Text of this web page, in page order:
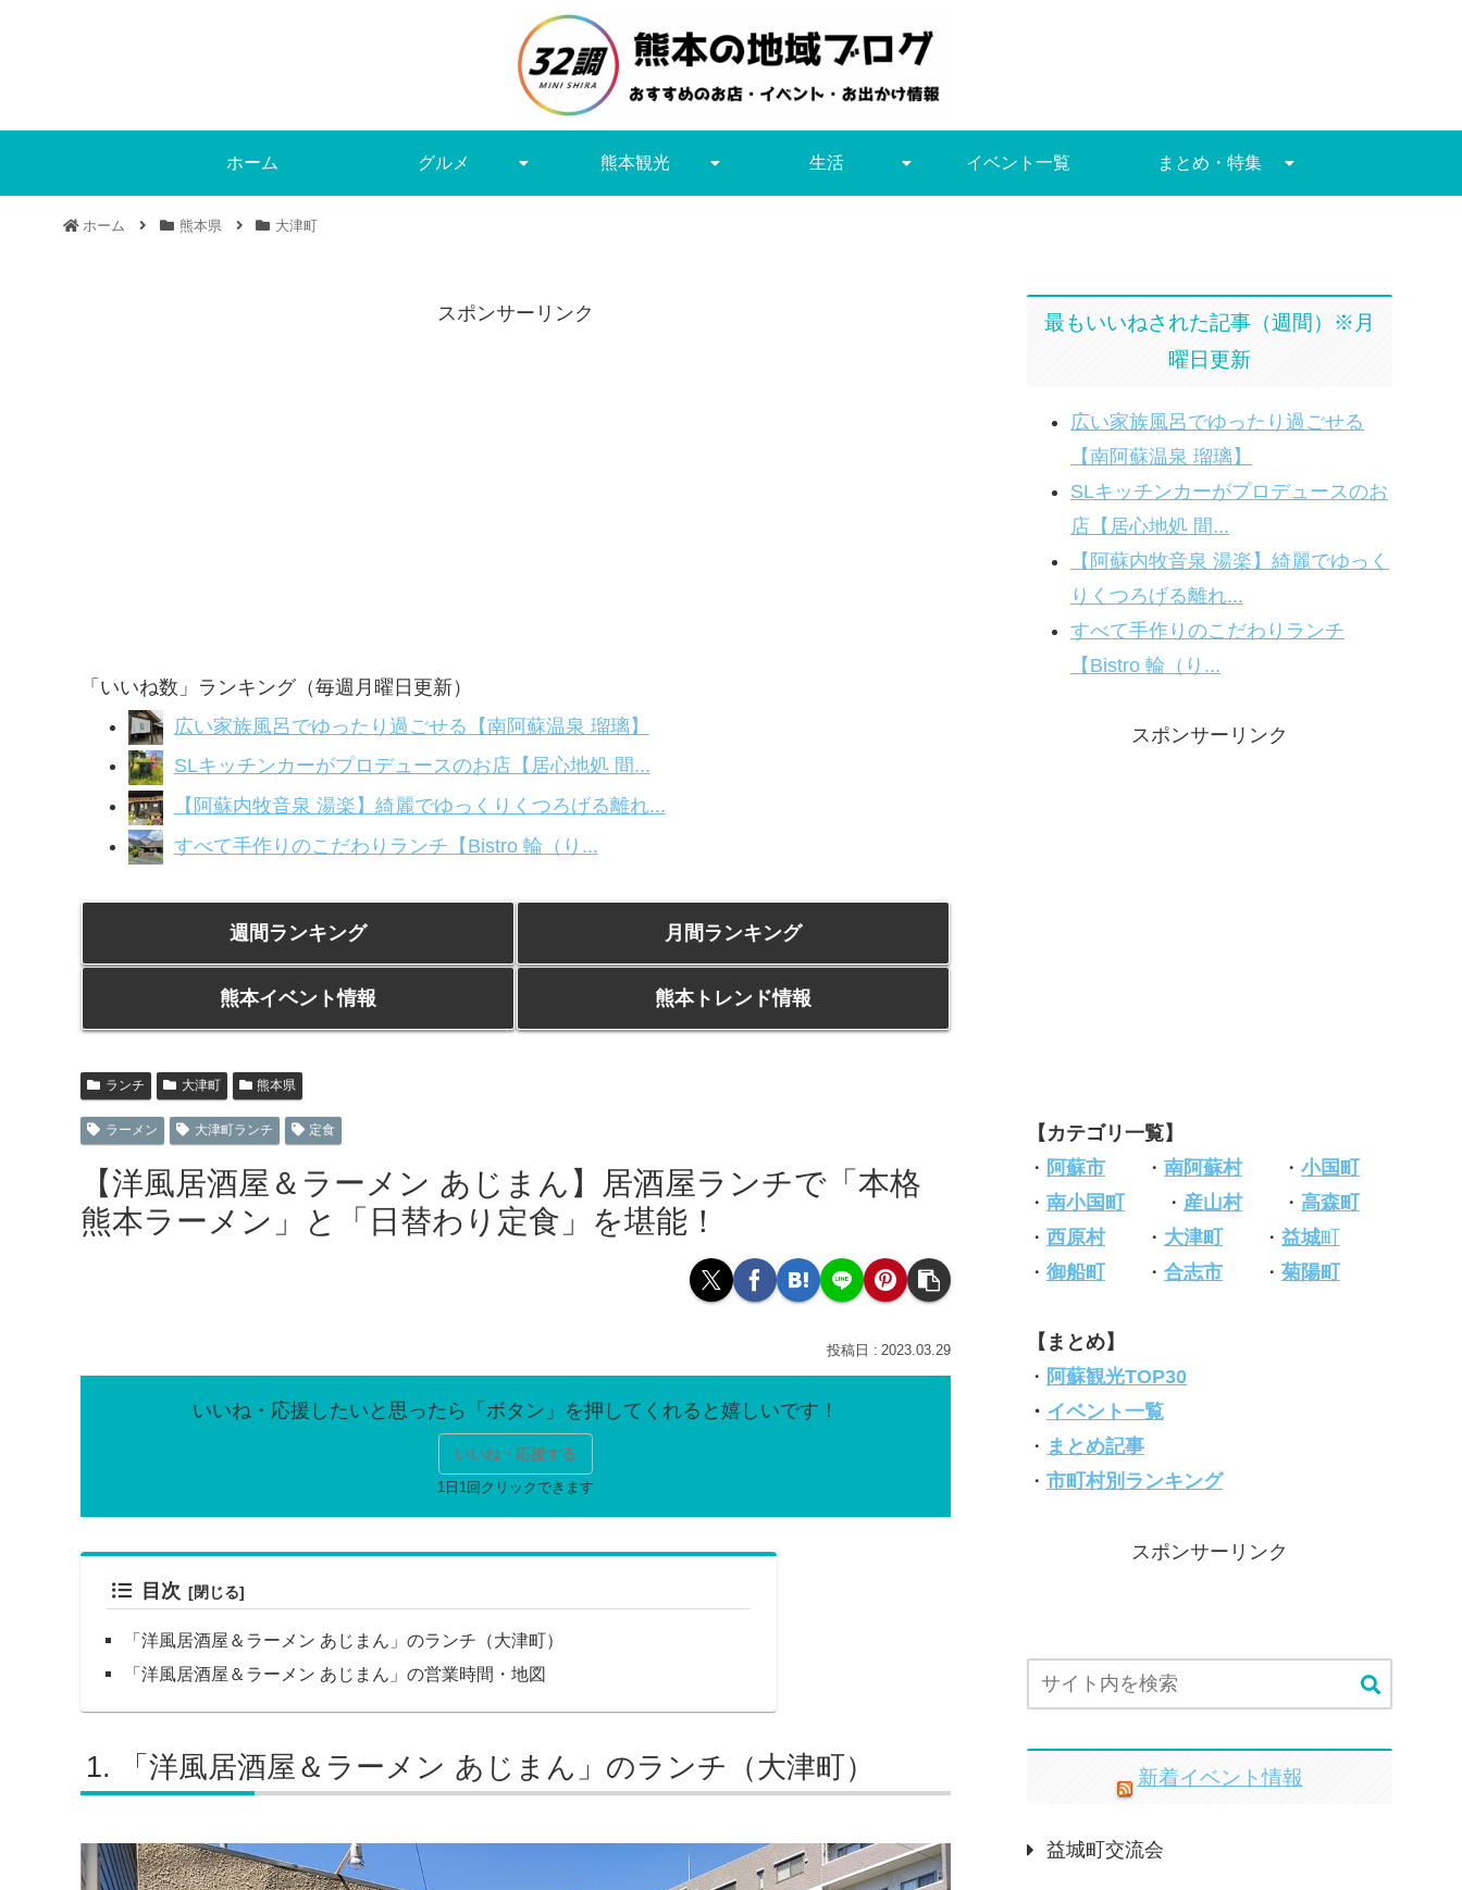
ホーム グルメ 熊本観光 生活 イベント一覧 まとめ・特集
ホーム 熊本県 大津町
スポンサーリンク
「いいね数」ランキング（毎週月曜日更新）
広い家族風呂でゆったり過ごせる【南阿蘇温泉 瑠璃】
SLキッチンカーがプロデュースのお店【居心地処 間...
【阿蘇内牧音泉 湯楽】綺麗でゆっくりくつろげる離れ...
すべて手作りのこだわりランチ【Bistro 輪（り...
週間ランキング 月間ランキング
熊本イベント情報 熊本トレンド情報
ランチ 大津町 熊本県
ラーメン 大津町ランチ 定食
【洋風居酒屋＆ラーメン あじまん】居酒屋ランチで「本格
熊本ラーメン」と「日替わり定食」を堪能！
2023.03.29
いいね・応援する
目次
「洋風居酒屋＆ラーメン あじまん」のランチ（大津町）
「洋風居酒屋＆ラーメン あじまん」の営業時間・地図
「洋風居酒屋＆ラーメン あじまん」のランチ（大津町）
最もいいねされた記事（週間）※月
曜日更新
広い家族風呂でゆったり過ごせる
【南阿蘇温泉 瑠璃】
SLキッチンカーがプロデュースのお
店【居心地処 間...
【阿蘇内牧音泉 湯楽】綺麗でゆっく
りくつろげる離れ...
すべて手作りのこだわりランチ
【Bistro 輪（り...
スポンサーリンク
【カテゴリ一覧】
・ 阿蘇市 ・ 南阿蘇村・ 小国町
・ 南小国町 ・ 産山村・ 高森町
・ 西原村・ 大津町 ・ 益城町
・ 御船町 ・ 合志市 ・ 菊陽町
【まとめ】
・ 阿蘇観光TOP30
・ イベント一覧
・ まとめ記事
・ 市町村別ランキング
スポンサーリンク
新着イベント情報
益城町交流会